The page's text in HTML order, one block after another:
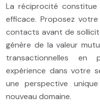
La réciprocité constitue
efficace. Proposez
contacts avant de
génère de la valeur
transactionnelles en
expérience dans votre
une perspective
nouveau domaine.